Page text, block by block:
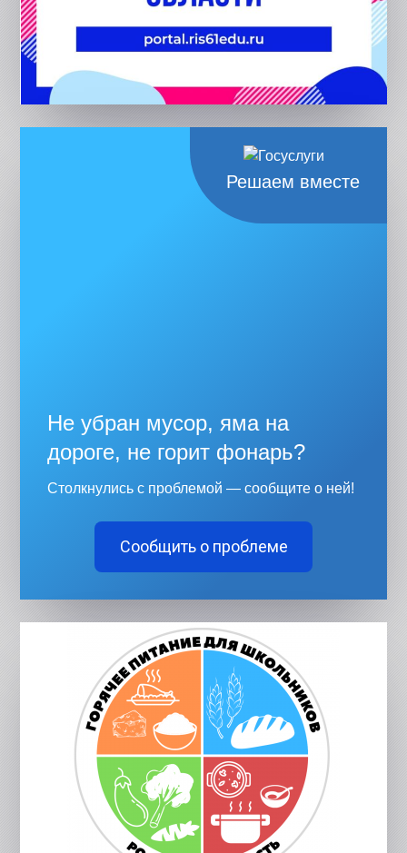
Решаем вместе
Не убран мусор, яма на
дороге, не горит фонарь?
Столкнулись с проблемой — сообщите о ней!
Сообщить о проблеме